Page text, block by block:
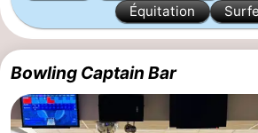
Passer
la
nuit
Appartements
-
Équitation
Bowling Captain Bar